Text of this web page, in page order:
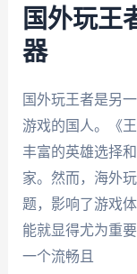
国外玩王
器
国外玩王者是另
游戏的国人。《
丰富的英雄选择
家。然而，海外
题，影响了游戏
能就显得尤为重
一个流畅且